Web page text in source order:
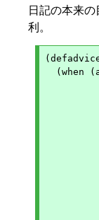
日記の本来
利。
(when